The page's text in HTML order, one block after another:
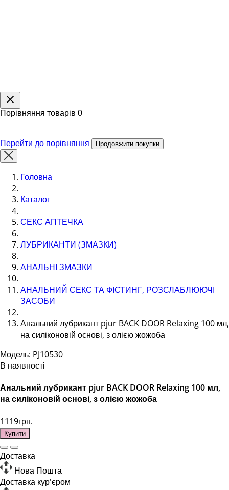
Порівняння товарів 0
Перейти до порівняння Продовжити покупки
Головна
Каталог
СЕКС АПТЕЧКА
ЛУБРИКАНТИ (ЗМАЗКИ)
АНАЛЬНІ ЗМАЗКИ
АНАЛЬНИЙ СЕКС ТА ФІСТИНГ, РОЗСЛАБЛЮЮЧІ
ЗАСОБИ
Анальний лубрикант pjur BACK DOOR Relaxing 100 мл,
на силіконовій основі, з олією жожоба
Модель: PJ10530
В наявності
Анальний лубрикант pjur BACK DOOR Relaxing 100 мл,
на силіконовій основі, з олією жожоба
1119грн.
Купити
Доставка
Нова Пошта
Доставка кур'єром